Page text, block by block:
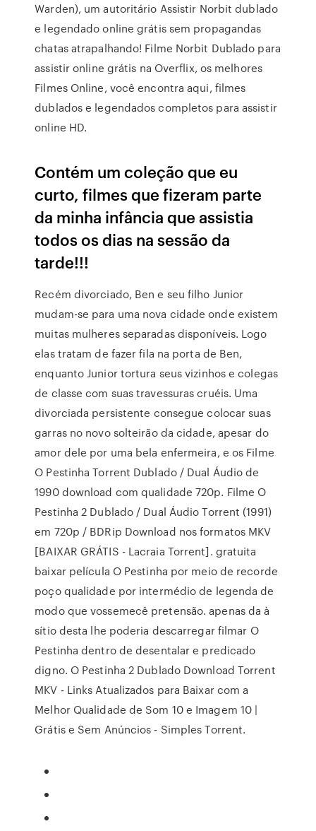
Warden), um autoritário Assistir Norbit dublado
e legendado online grátis sem propagandas
chatas atrapalhando! Filme Norbit Dublado para
assistir online grátis na Overflix, os melhores
Filmes Online, você encontra aqui, filmes
dublados e legendados completos para assistir
online HD.
Contém um coleção que eu
curto, filmes que fizeram parte
da minha infância que assistia
todos os dias na sessão da
tarde!!!
Recém divorciado, Ben e seu filho Junior
mudam-se para uma nova cidade onde existem
muitas mulheres separadas disponíveis. Logo
elas tratam de fazer fila na porta de Ben,
enquanto Junior tortura seus vizinhos e colegas
de classe com suas travessuras cruéis. Uma
divorciada persistente consegue colocar suas
garras no novo solteirão da cidade, apesar do
amor dele por uma bela enfermeira, e os Filme
O Pestinha Torrent Dublado / Dual Áudio de
1990 download com qualidade 720p. Filme O
Pestinha 2 Dublado / Dual Áudio Torrent (1991)
em 720p / BDRip Download nos formatos MKV
[BAIXAR GRÁTIS - Lacraia Torrent]. gratuita
baixar película O Pestinha por meio de recorde
poço qualidade por intermédio de legenda de
modo que vossemecê pretensão. apenas da à
sítio desta lhe poderia descarregar filmar O
Pestinha dentro de desentalar e predicado
digno. O Pestinha 2 Dublado Download Torrent
MKV - Links Atualizados para Baixar com a
Melhor Qualidade de Som 10 e Imagem 10 |
Grátis e Sem Anúncios - Simples Torrent.